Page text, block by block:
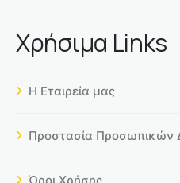
Χρήσιμα Links
Η Εταιρεία μας
Προστασία Προσωπικών
Όροι Χρήσης